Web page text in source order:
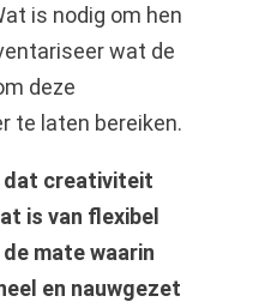
is nodig om hen
wat de
deze
te laten bereiken.
dat creativiteit
is van flexibel
mate waarin
en nauwgezet